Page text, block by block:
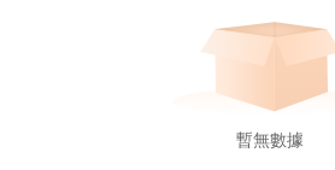
暫無數據